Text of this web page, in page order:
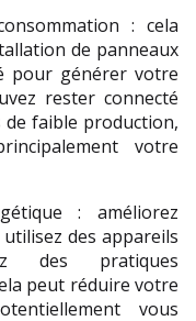
: cela
de panneaux
pour générer votre
rester connecté
faible production,
votre
: améliorez
des appareils
des pratiques
peut réduire votre
vous